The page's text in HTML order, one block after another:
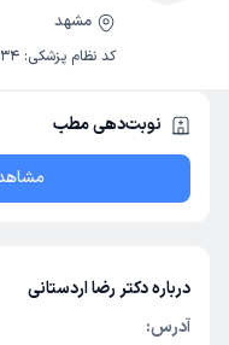
مشهد
کد نظام پزشکی:
نوبت‌دهی مطب
درباره دکتر رضا اردستانی
آدرس: